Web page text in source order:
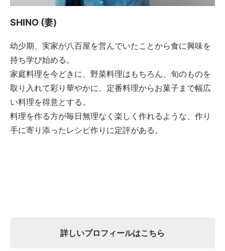
SHINO (妻)
幼少期、実家が八百屋を営んでいたことから食に興味を
持ち学び始める。
家庭料理を今どきに、野菜料理はもちろん、旬のものを
取り入れて彩り華やかに、定番料理からお菓子まで幅広
い料理を得意とする。
料理を作る方が毎日無理なく楽しく作れるような、作り
手に寄り添ったレシピ作りに定評がある。
詳しいプロフィールはこちら